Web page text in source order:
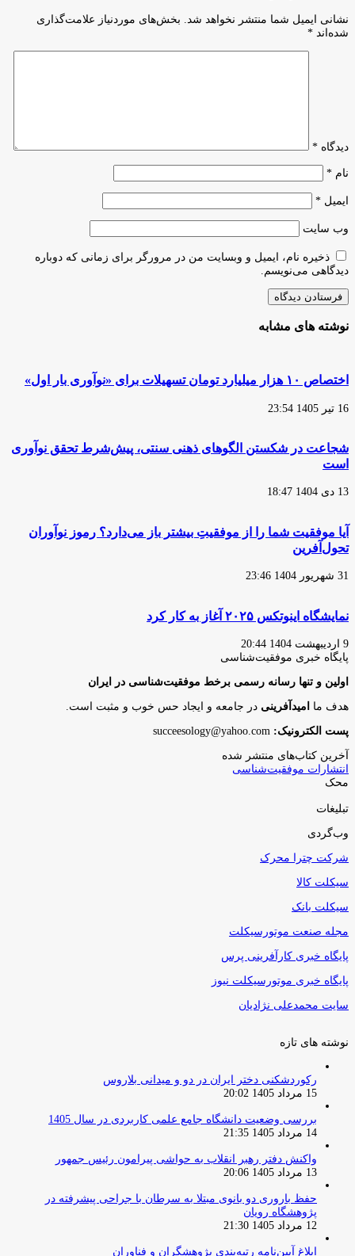
نشانی ایمیل شما منتشر نخواهد شد. بخش‌های موردنیاز علامت‌گذاری
شده‌اند *
دیدگاه *
نام *
ایمیل *
وب‌ سایت
ذخیره نام، ایمیل و وبسایت من در مرورگر برای زمانی که دوباره
دیدگاهی می‌نویسم.
نوشته های مشابه
اختصاص ۱۰ هزار میلیارد تومان تسهیلات برای «نوآوری بار اول»
16 تیر 1405 23:54
شجاعت در شکستن الگوهای ذهنی سنتی، پیش‌شرط تحقق نوآوری
است
13 دی 1404 18:47
آیا موفقیت شما را از موفقیتِ بیشتر باز می‌دارد؟ رموز نوآوران
تحول‌آفرین
31 شهریور 1404 23:46
نمایشگاه اینوتکس ۲۰۲۵ آغاز به کار کرد
9 اردیبهشت 1404 20:44
پایگاه‌ خبری موفقیت‌شناسی
اولین و تنها رسانه رسمی برخط موفقیت‌شناسی در ایران
هدف ما امیدآفرینی در جامعه و ایجاد حس خوب و مثبت است.
پست الکترونیک:
آخرین کتاب‌های منتشر شده
انتشارات موفقیت‌شناسی
محک
تبلیغات
وب‌گردی
شرکت چترا محرک
سیکلت کالا
سیکلت بانک
مجله صنعت موتورسیکلت
پایگاه خبری کارآفرینی پرس
پایگاه خبری موتورسیکلت نیوز
سایت محمدعلی نژادیان
نوشته های تازه
رکوردشکنی دختر ایران در دو و میدانی بلاروس
15 مرداد 1405 20:02
بررسی وضعیت دانشگاه جامع علمی کاربردی در سال 1405
14 مرداد 1405 21:35
واکنش دفتر رهبر انقلاب به حواشی پیرامون رئیس جمهور
13 مرداد 1405 20:06
حفظ باروری دو بانوی مبتلا به سرطان با جراحی پیشرفته در
پژوهشگاه رویان
12 مرداد 1405 21:30
ابلاغ آیین‌نامه رتبه‌بندی پژوهشگران و فناوران